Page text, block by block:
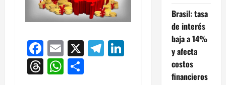
Facebook
Email
X Telegram
LinkedIn
Threads
WhatsApp
Brasil: tasa
de interés
baja a 14%
y afecta
costos
financieros